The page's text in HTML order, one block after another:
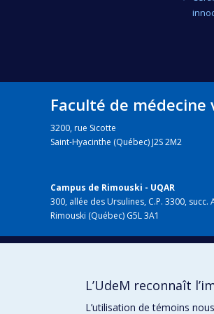
Faculté de
3200, rue Sicotte
Saint-Hyacinthe (Québec) J2S 2M2
Campus de Rimouski - UQAR
300, allée des Ursulines, C.P. 3300, succ.
Rimouski (Québec) G5L 3A1
L’UdeM reconnaît
L’utilisation de témoins